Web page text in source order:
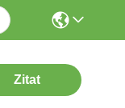
Zitat